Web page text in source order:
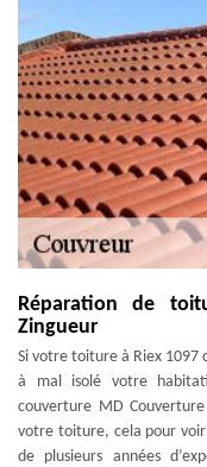
Réparation de
Zingueur
Si votre toiture à Riex 1097
à mal isolé votre
couverture MD
votre toiture, cela pour
de plusieurs années